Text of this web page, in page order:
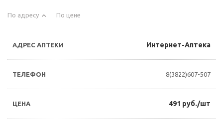
По адресу По цене
Интернет-Аптека
8(3822)607-507
491 руб./шт